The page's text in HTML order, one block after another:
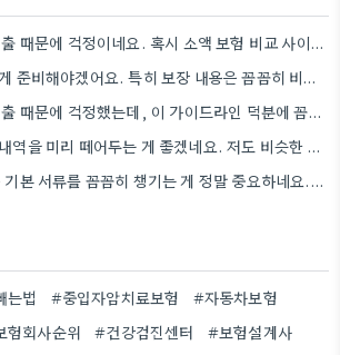
전역 후 예상 못한 지출 때문에 걱정이네요. 혹시 소액 보험 비교 사이트를 이용해 보셨나요?
저도 전역 후 꼼꼼하게 준비해야겠어요. 특히 보장 내용은 꼼꼼히 비교해봐야겠습니다.
전역 후 예상 못한 지출 때문에 걱정했는데, 이 가이드라인 덕분에 꼼꼼하게 준비할 수 있을 것…
진료비 영수증 세부 내역을 미리 떼어두는 게 좋겠네요. 저도 비슷한 경험 때문에 시간 낭비했었거든요.
진단서, 영수증 같은 기본 서류를 꼼꼼히 챙기는 게 정말 중요하네요. 제가 청구할 때도 깜빡하고 다시…
는법 #중입자암치료보험
#자동차보험
험회사순위 #건강검진센터 #보험설계사